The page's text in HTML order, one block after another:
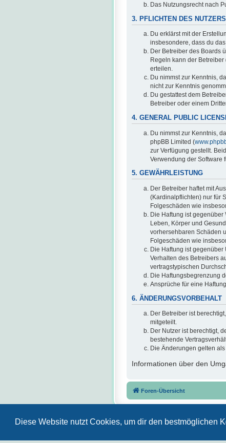
Diese Website nutzt Cookies, um dir den bestmöglichen
Das Nutzungsrecht nach
3. PFLICHTEN DES NUTZERS
Du erklärst mit der
insbesondere, dass du
Der Betreiber des Boards
Regeln kann der
erteilen.
Du nimmst zur Kenntnis,
nicht zur Kenntnis
Du gestattest dem
Betreiber oder einem
4. GENERAL PUBLIC
Du nimmst zur Kenntnis,
phpBB Limited (
zur Verfügung gestellt.
Verwendung der Software
5. GEWÄHRLEISTUNG
Der Betreiber haftet mit
(Kardinalpflichten) nur für
Folgeschäden wie
Die Haftung ist
Leben, Körper und
vorhersehbaren Schäden
Folgeschäden wie
Die Haftung ist
Verhalten des Betreibers
vertragstypischen
Die Haftungsbegrenzung
Ansprüche für eine
6. ÄNDERUNGSVORBEHALT
Der Betreiber ist
mitgeteilt.
Der Nutzer ist berechtigt,
bestehende
Die Änderungen gelten
Informationen über den
Foren-Übersicht